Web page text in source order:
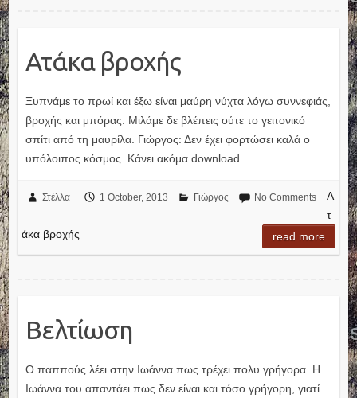
Ατάκα βροχής
Ξυπνάμε το πρωί και έξω είναι μαύρη νύχτα λόγω συννεφιάς,
βροχής και μπόρας. Μιλάμε δε βλέπεις ούτε το γειτονικό
σπίτι από τη μαυρίλα. Γιώργος: Δεν έχει φορτώσει καλά ο
υπόλοιπος κόσμος. Κάνει ακόμα download…
Στέλλα 1 October, 2013 Γιώργος No Comments
Α
τ
άκα βροχής
read more
Βελτίωση
Ο παππούς λέει στην Ιωάννα πως τρέχει πολυ γρήγορα. Η
Ιωάννα του απαντάει πως δεν είναι και τόσο γρήγορη, γιατί